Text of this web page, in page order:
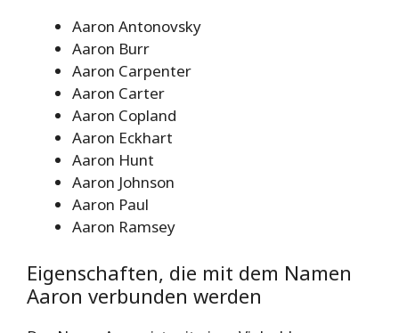
Aaron Antonovsky
Aaron Burr
Aaron Carpenter
Aaron Carter
Aaron Copland
Aaron Eckhart
Aaron Hunt
Aaron Johnson
Aaron Paul
Aaron Ramsey
Eigenschaften, die mit dem Namen
Aaron verbunden werden